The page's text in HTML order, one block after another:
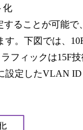
化
ることが可能で
。下図では、
フィックは15F
定したVLAN